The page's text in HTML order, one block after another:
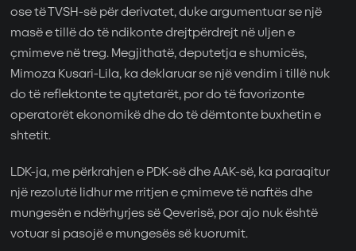
ose të TVSH-së për derivatet, duke argumentuar se një
masë e tillë do të ndikonte drejtpërdrejt në uljen e
çmimeve në treg. Megjithatë, deputetja e shumicës,
Mimoza Kusari-Lila, ka deklaruar se një vendim i tillë nuk
do të reflektonte te qytetarët, por do të favorizonte
operatorët ekonomikë dhe do të dëmtonte buxhetin e
shtetit.
LDK-ja, me përkrahjen e PDK-së dhe AAK-së, ka paraqitur
një rezolutë lidhur me rritjen e çmimeve të naftës dhe
mungesën e ndërhyrjes së Qeverisë, por ajo nuk është
votuar si pasojë e mungesës së kuorumit.